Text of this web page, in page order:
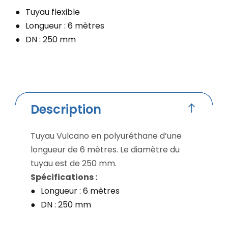
Tuyau flexible
Longueur : 6 mètres
DN : 250 mm
Description
Tuyau Vulcano en polyuréthane d’une
longueur de 6 mètres. Le diamètre du
tuyau est de 250 mm.
Spécifications :
Longueur : 6 mètres
DN : 250 mm